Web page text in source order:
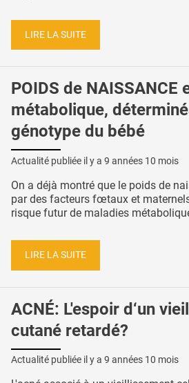
LIRE LA SUITE
POIDS de NAISSANCE
métabolique,
génotype du bébé
Actualité publiée il y a 9 années 10 mois
On a déjà montré que le poids de
par des facteurs fœtaux et
risque futur de maladies
LIRE LA SUITE
ACNÉ: L'espoir d‘un
cutané retardé?
Actualité publiée il y a 9 années 10 mois